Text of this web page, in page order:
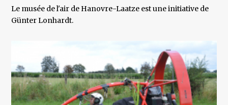
Le musée de l'air de Hanovre-Laatze est une initiative de
Günter Lonhardt.